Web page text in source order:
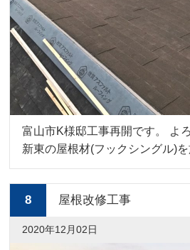
富山市K様邸工事再開です。 よ
新東の屋根材(フックシングル)を
8 屋根改修工事
2020年12月02日